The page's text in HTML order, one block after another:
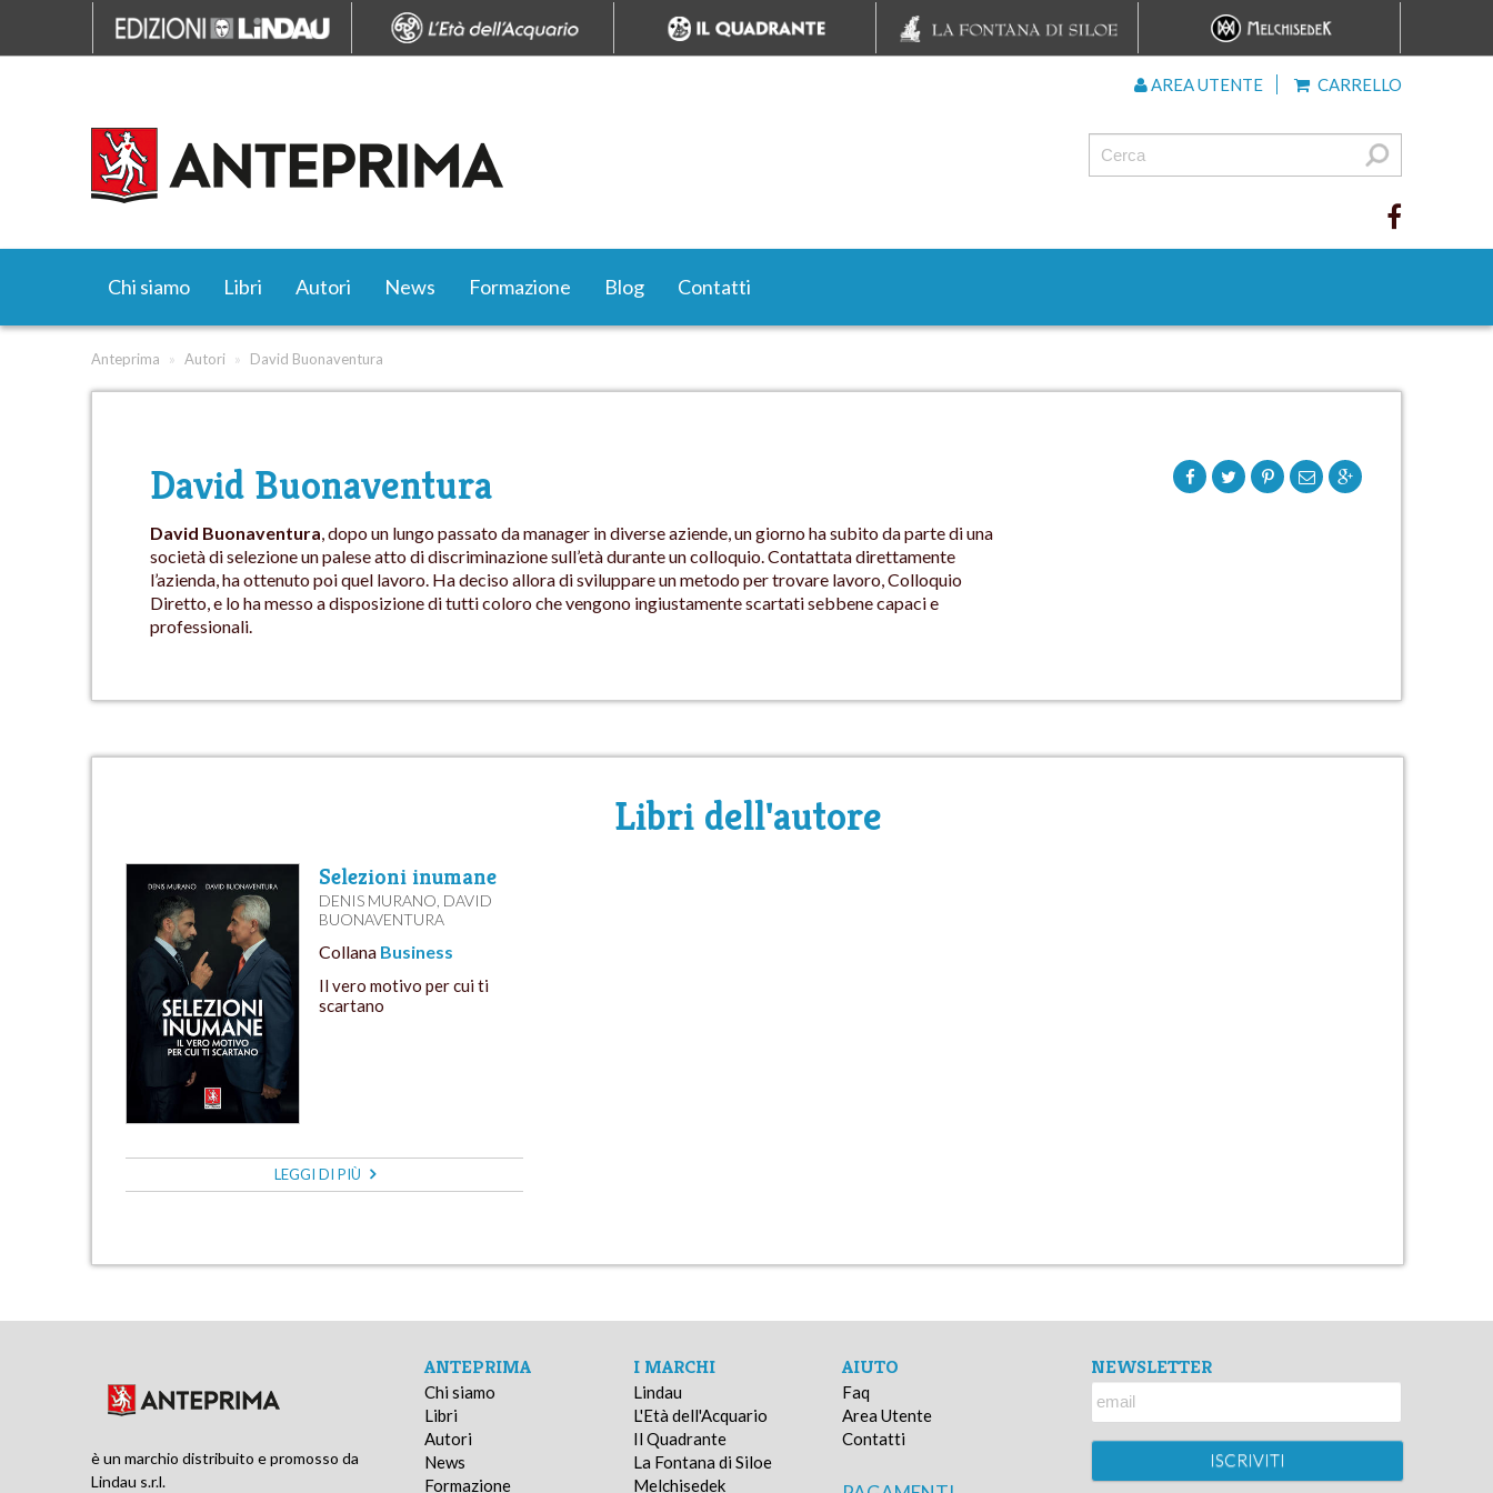
AREA UTENTE CARRELLO
Chi siamo Libri Autori News Formazione Blog Contatti
Anteprima » Autori » David Buonaventura
David Buonaventura
David Buonaventura, dopo un lungo passato da manager in diverse aziende, un giorno ha subito da parte di una
società di selezione un palese atto di discriminazione sull’età durante un colloquio. Contattata direttamente
l’azienda, ha ottenuto poi quel lavoro. Ha deciso allora di sviluppare un metodo per trovare lavoro, Colloquio
Diretto, e lo ha messo a disposizione di tutti coloro che vengono ingiustamente scartati sebbene capaci e
professionali.
Libri dell'autore
Selezioni inumane
DENIS MURANO DAVID
BUONAVENTURA
Collana Business
Il vero motivo per cui ti
scartano
LEGGI DI PIÙ
è un marchio distribuito e promosso da
Lindau s.r.l.
ANTEPRIMA
Chi siamo
Libri
Autori
News
Formazione
I MARCHI
Lindau
L'Età dell'Acquario
Il Quadrante
La Fontana di Siloe
Melchisedek
AIUTO
Faq
Area Utente
Contatti
NEWSLETTER